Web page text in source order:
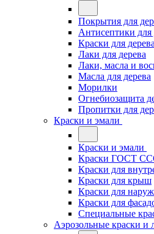
Покрытия для
Антисептики для
Краски для дерева
Лаки для дерева
Лаки, масла и
Масла для дерева
Морилки
Огнебиозащита
Пропитки для
Краски и эмали
Краски и эмали
Краски ГОСТ
Краски для
Краски для крыш
Краски для
Краски для
Специальные
Аэрозольные краски и